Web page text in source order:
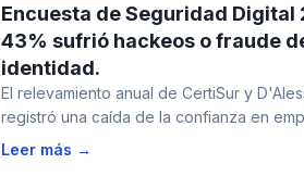
Encuesta de Seguridad Digital
43% sufrió hackeos o fraude
identidad.
El relevamiento anual de CertiSur y
registró una caída de la confianza en
bancos para prevenir fraudes digitales del
Leer más →